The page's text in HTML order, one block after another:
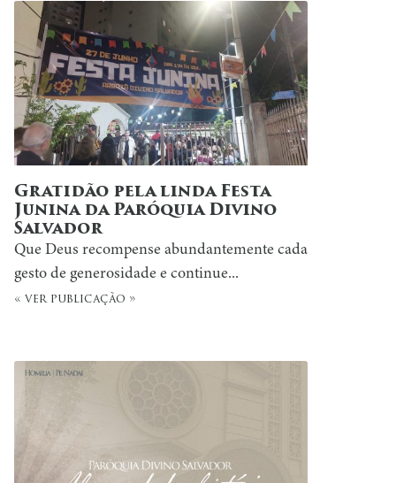
Gratidão pela linda Festa
Junina da Paróquia Divino
Salvador
Que Deus recompense abundantemente cada
gesto de generosidade e continue...
« ver publicação »